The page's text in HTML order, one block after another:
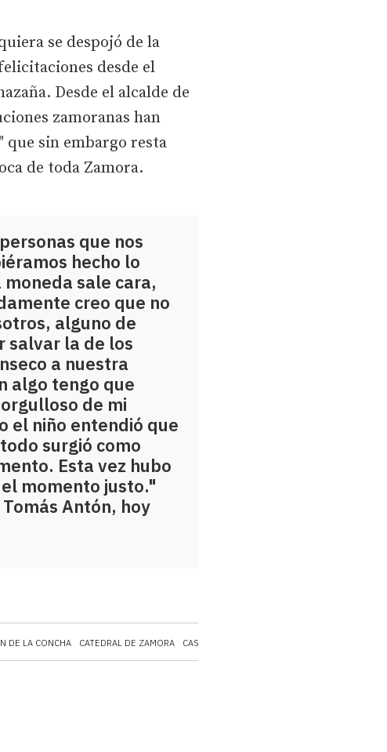
DE LA CONCHA CATEDRAL DE ZAMORA CASTILLA Y LEÓN
se despojó de la
desde el
Desde el alcalde de
zamoranas han
que sin embargo resta
de toda Zamora.
que nos
hecho lo
moneda sale cara,
creo que no
alguno de
salvar la de los
a nuestra
algo tengo que
de mi
el niño entendió que
surgió como
Esta vez hubo
momento justo."
Antón, hoy